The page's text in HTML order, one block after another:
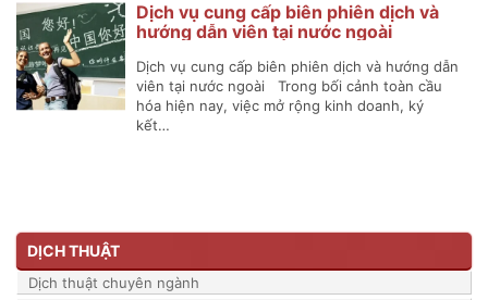
Dịch vụ cung cấp biên phiên dịch và
hướng dẫn viên tại nước ngoài
Dịch vụ cung cấp biên phiên dịch và hướng dẫn
viên tại nước ngoài Trong bối cảnh toàn cầu
hóa hiện nay, việc mở rộng kinh doanh, ký
kết…
DỊCH THUẬT
Dịch thuật chuyên ngành